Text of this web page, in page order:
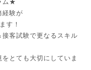
ム★
経験が
す！
客試験で更なるスキル
とても大切にしていま